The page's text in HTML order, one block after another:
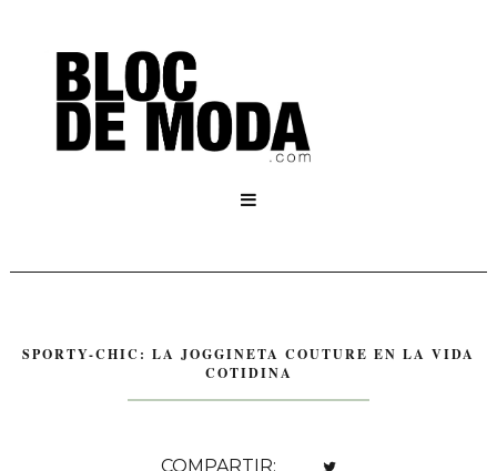

SPORTY-CHIC: LA JOGGINETA COUTURE EN LA VIDA
COTIDINA
COMPARTIR: